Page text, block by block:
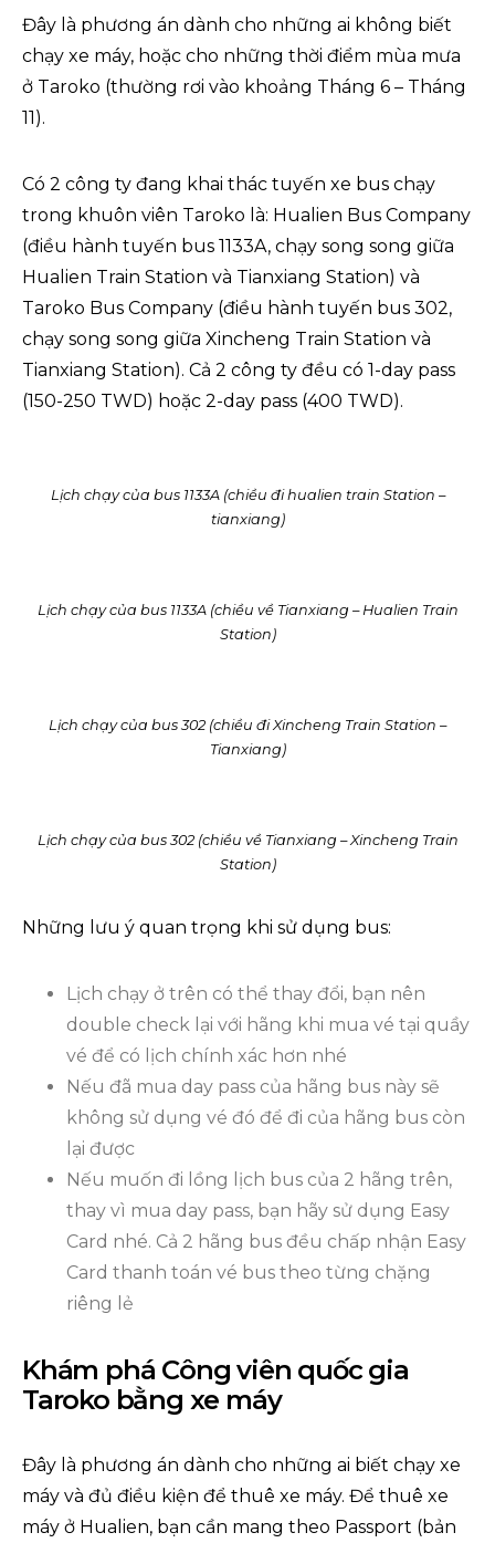
Đây là phương án dành cho những ai không biết
chạy xe máy, hoặc cho những thời điểm mùa mưa
ở Taroko (thường rơi vào khoảng Tháng 6 – Tháng
11).
Có 2 công ty đang khai thác tuyến xe bus chạy
trong khuôn viên Taroko là: Hualien Bus Company
(điều hành tuyến bus 1133A, chạy song song giữa
Hualien Train Station và Tianxiang Station) và
Taroko Bus Company (điều hành tuyến bus 302,
chạy song song giữa Xincheng Train Station và
Tianxiang Station). Cả 2 công ty đều có 1-day pass
(150-250 TWD) hoặc 2-day pass (400 TWD).
Lịch chạy của bus 1133A (chiều đi hualien train Station –
tianxiang)
Lịch chạy của bus 1133A (chiều về Tianxiang – Hualien Train
Station)
Lịch chạy của bus 302 (chiều đi Xincheng Train Station –
Tianxiang)
Lịch chạy của bus 302 (chiều về Tianxiang – Xincheng Train
Station)
Những lưu ý quan trọng khi sử dụng bus:
Lịch chạy ở trên có thể thay đổi, bạn nên
double check lại với hãng khi mua vé tại quầy
vé để có lịch chính xác hơn nhé
Nếu đã mua day pass của hãng bus này sẽ
không sử dụng vé đó để đi của hãng bus còn
lại được
Nếu muốn đi lồng lịch bus của 2 hãng trên,
thay vì mua day pass, bạn hãy sử dụng Easy
Card nhé. Cả 2 hãng bus đều chấp nhận Easy
Card thanh toán vé bus theo từng chặng
riêng lẻ
Khám phá Công viên quốc gia
Taroko bằng xe máy
Đây là phương án dành cho những ai biết chạy xe
máy và đủ điều kiện để thuê xe máy. Để thuê xe
máy ở Hualien, bạn cần mang theo Passport (bản